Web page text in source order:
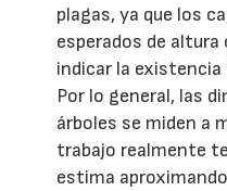
plagas, ya que los
esperados de altura
indicar la existencia
Por lo general, las
árboles se miden a
trabajo realmente
estima